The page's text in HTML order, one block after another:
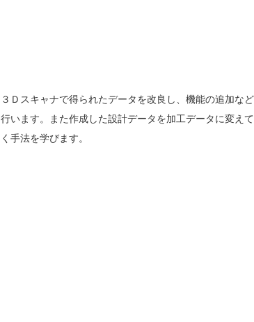
３Ｄスキャナで得られたデータを改良し、機能の追加な
行います。また作成した設計データを加工データに変え
く手法を学びます。